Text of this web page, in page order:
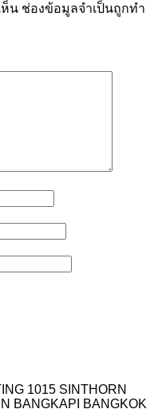
ห็น ช่องข้อมูลจำเป็นถูกทำ
1015 SINTHORN
BANGKAPI BANGKOK